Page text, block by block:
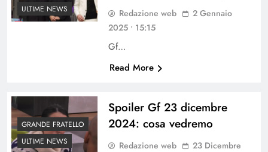
ULTIME NEWS
Redazione web
2 Gennaio
2025 • 15:15
Gf…
Read More
GRANDE FRATELLO
ULTIME NEWS
Spoiler Gf 23 dicembre
2024: cosa vedremo
Redazione web
23 Dicembre